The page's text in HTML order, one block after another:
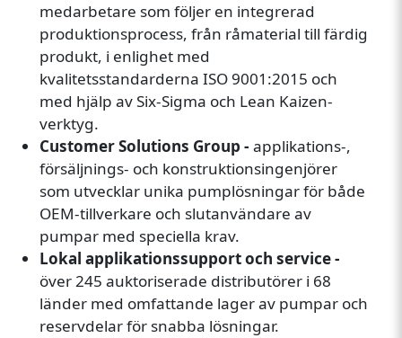
medarbetare som följer en integrerad
produktionsprocess, från råmaterial till färdig
produkt, i enlighet med
kvalitetsstandarderna ISO 9001:2015 och
med hjälp av Six-Sigma och Lean Kaizen-
verktyg.
Customer Solutions Group - applikations-,
försäljnings- och konstruktionsingenjörer
som utvecklar unika pumplösningar för både
OEM-tillverkare och slutanvändare av
pumpar med speciella krav.
Lokal applikationssupport och service -
över 245 auktoriserade distributörer i 68
länder med omfattande lager av pumpar och
reservdelar för snabba lösningar.